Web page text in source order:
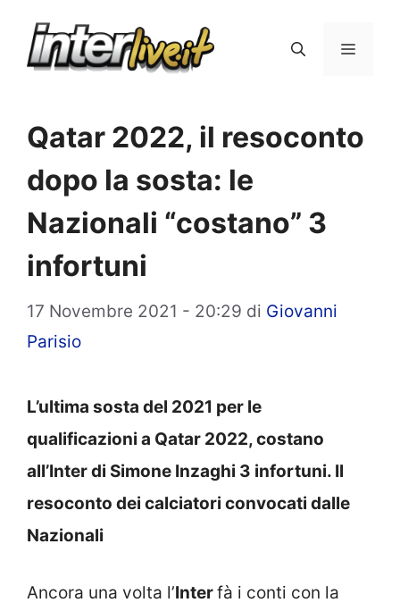
Menu
Qatar 2022, il resoconto
dopo la sosta: le
Nazionali “costano” 3
infortuni
17 Novembre 2021 - 20:29 di Giovanni
Parisio
L’ultima sosta del 2021 per le
qualificazioni a Qatar 2022, costano
all’Inter di Simone Inzaghi 3 infortuni. Il
resoconto dei calciatori convocati dalle
Nazionali
Ancora una volta l’Interfà i conti con la